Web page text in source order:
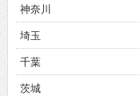
神奈川
埼玉
千葉
茨城